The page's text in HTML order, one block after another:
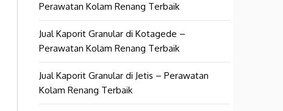
Perawatan Kolam Renang Terbaik
Jual Kaporit Granular di Kotagede –
Perawatan Kolam Renang Terbaik
Jual Kaporit Granular di Jetis – Perawatan
Kolam Renang Terbaik